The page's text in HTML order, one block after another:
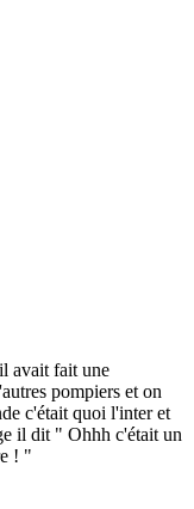
avait fait une
pompiers et on
c'était quoi l'inter et
il dit " Ohhh c'était un
! "